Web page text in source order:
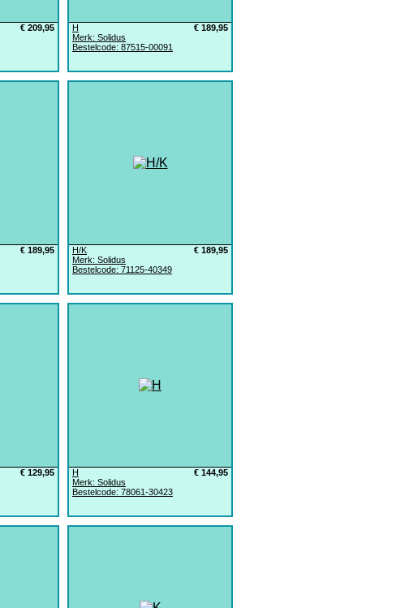
€ 209,95 € 189,95
H
Merk: Solidus
Bestelcode: 87515-00091
€ 189,95 € 189,95
H/K
Merk: Solidus
Bestelcode: 71125-40349
€ 129,95 € 144,95
H
Merk: Solidus
Bestelcode: 78061-30423